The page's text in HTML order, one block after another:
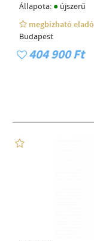
Állapota: ● újszerű
megbízható eladó
Budapest
404 900 Ft